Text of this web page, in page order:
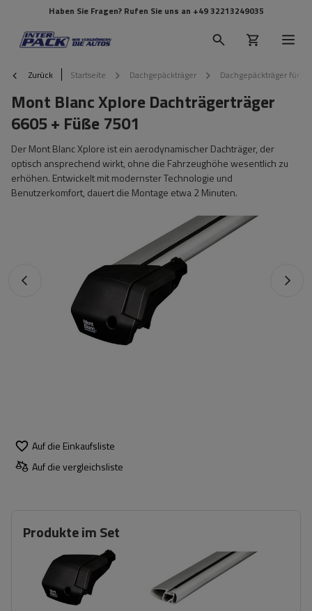
Haben Sie Fragen? Rufen Sie uns an +49 32213249035
Zurück Startseite Dachgepäckträger Dachgepäckträger für
Mont Blanc Xplore Dachträgerträger
6605 + Füße 7501
Der Mont Blanc Xplore ist ein aerodynamischer Dachträger, der
optisch ansprechend wirkt, ohne die Fahrzeughöhe wesentlich zu
erhöhen. Entwickelt mit modernster Technologie und
Benutzerkomfort, dauert die Montage etwa 2 Minuten.
Auf die Einkaufsliste
Auf die vergleichsliste
Produkte im Set